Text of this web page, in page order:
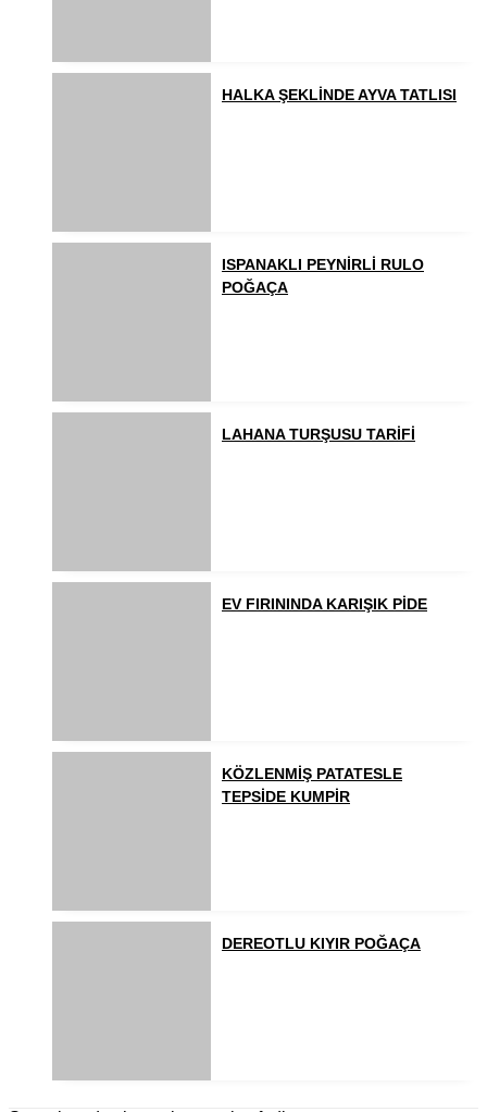
HALKA ŞEKLİNDE AYVA TATLISI
ISPANAKLI PEYNİRLİ RULO
POĞAÇA
LAHANA TURŞUSU TARİFİ
EV FIRININDA KARIŞIK PİDE
KÖZLENMİŞ PATATESLE
TEPSİDE KUMPİR
DEREOTLU KIYIR POĞAÇA